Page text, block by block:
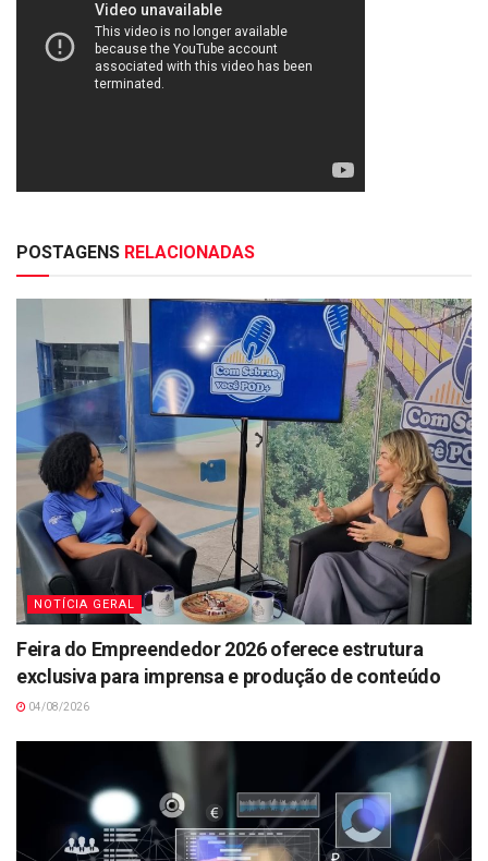
POSTAGENS RELACIONADAS
NOTÍCIA GERAL
Feira do Empreendedor 2026 oferece estrutura
exclusiva para imprensa e produção de conteúdo
04/08/2026